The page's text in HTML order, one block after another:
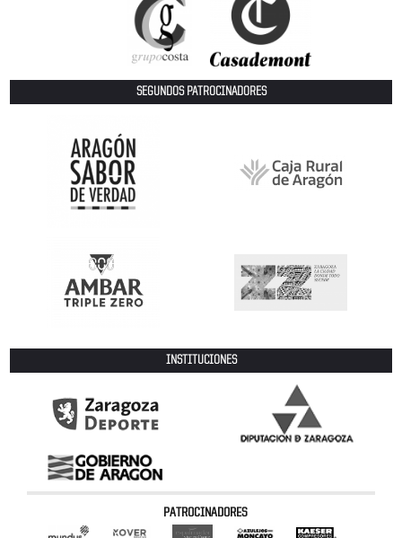
SEGUNDOS PATROCINADORES
INSTITUCIONES
PATROCINADORES